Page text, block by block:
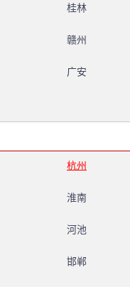
桂林
赣州
广安
杭州
淮南
河池
邯郸